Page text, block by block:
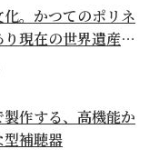
。かつてのポリネ
現在の世界遺産か
作する、高機能か
補聴器